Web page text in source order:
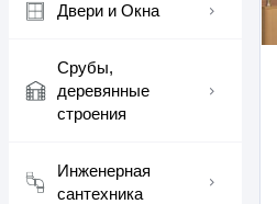
Двери и Окна
Срубы,
деревянные
строения
Инженерная
сантехника